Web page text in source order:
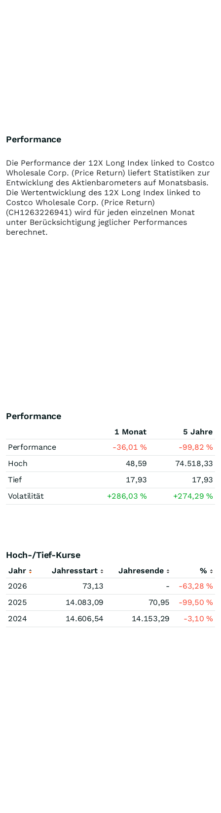
Performance
Die Performance der 12X Long Index linked to Costco
Wholesale Corp. (Price Return) liefert Statistiken zur
Entwicklung des Aktienbarometers auf Monatsbasis.
Die Wertentwicklung des 12X Long Index linked to
Costco Wholesale Corp. (Price Return)
(CH1263226941) wird für jeden einzelnen Monat
unter Berücksichtigung jeglicher Performances
berechnet.
Performance
1 Monat
5 Jahre
Performance
-36,01% -99,82%
Hoch
48,59
74.518,33
Tief
17,93
17,93
Volatilität
+286,03% +274,29%
Hoch-/Tief-Kurse
Jahr Jahresstart Jahresende
%
2026
73,13 - -63,28%
2025
14.083,09 70,95 -99,50%
2024
14.606,54 14.153,29 -3,10%